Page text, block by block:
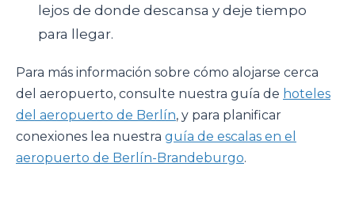
lejos de donde descansa y deje tiempo
para llegar.
Para más información sobre cómo alojarse cerca
del aeropuerto, consulte nuestra guía de hoteles
del aeropuerto de Berlín, y para planificar
conexiones lea nuestra guía de escalas en el
aeropuerto de Berlín-Brandeburgo.